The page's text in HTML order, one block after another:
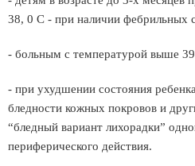
38, 0 С - при наличии фебрильных
- больным с температурой выше
- при ухудшении состояния
бледности кожных покровов и
“бледный вариант лихорадки”
периферического действия.